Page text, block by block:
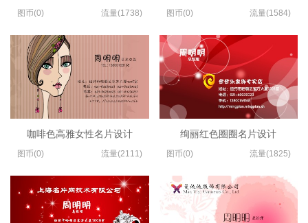
图币(0) 流量(1738)
咖啡色高雅女性名片设计
图币(0) 流量(2111)
图币(0) 流量(1584)
绚丽红色圈圈名片设计
图币(0) 流量(1825)